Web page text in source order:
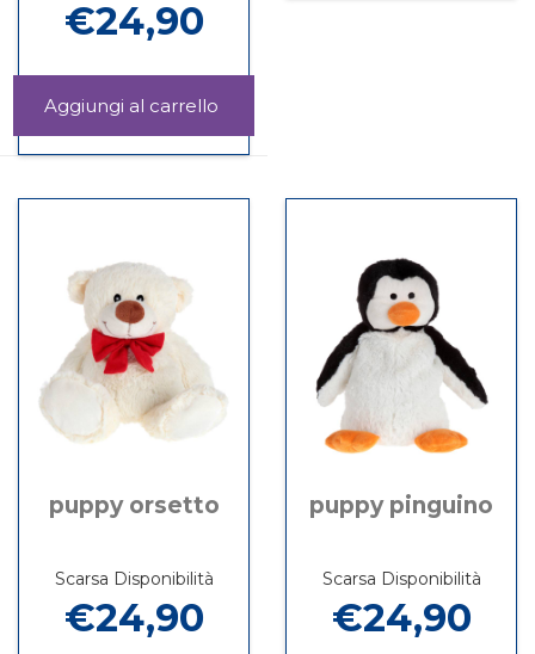
€24,90
carrello
Informazioni
su PUPPY
puppy orsetto
Scarsa Disponibilità
€24,90
puppy pinguino
Scarsa Disponibilità
€24,90